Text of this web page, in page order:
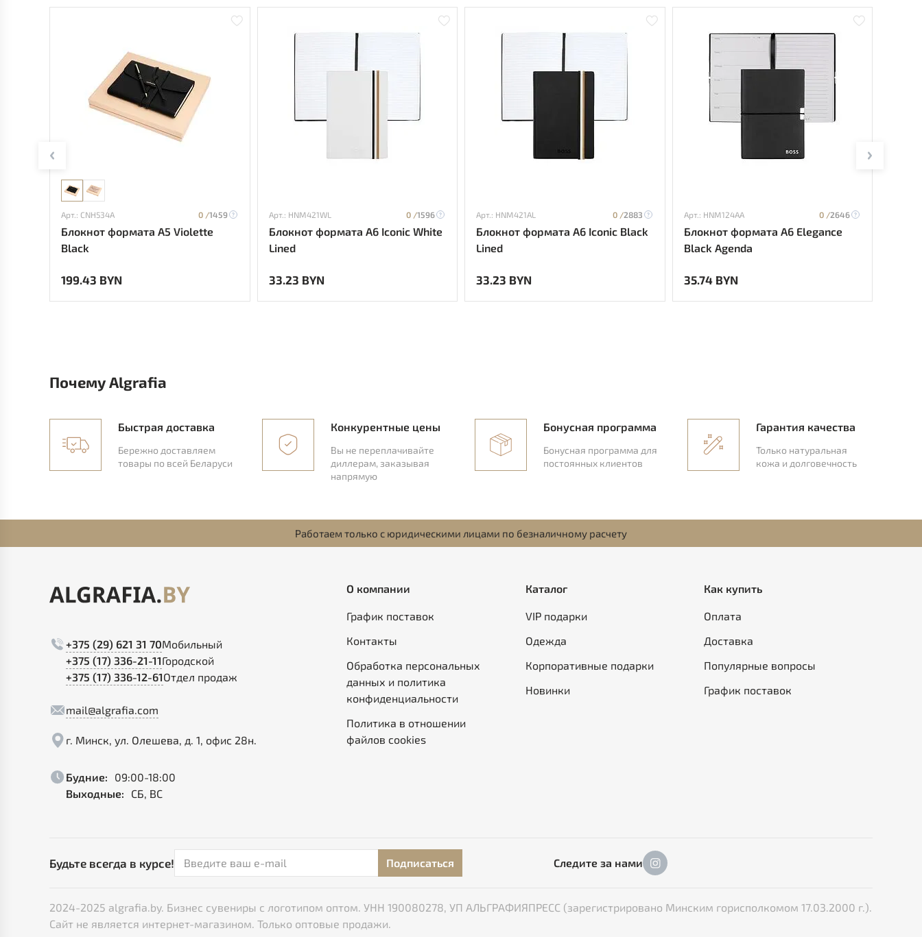
Арт.: CNH534A 0 /1459
Блокнот формата А5 Violette
Black
199.43 BYN
Арт.: HNM421WL 0 /1596
Блокнот формата А6 Iconic White
Lined
33.23 BYN
Арт.: HNM421AL 0 /2883
Блокнот формата А6 Iconic Black
Lined
33.23 BYN
Арт.: HNM124AA 0 /2646
Блокнот формата А6 Elegance
Black Agenda
35.74 BYN
Почему Algrafia
Быстрая доставка
Бережно доставляем
товары по всей Беларуси
Конкурентные цены
Вы не переплачивайте
диллерам, заказывая
напрямую
Бонусная программа
Бонусная программа для
постоянных клиентов
Гарантия качества
Только натуральная
кожа и долговечность
Работаем только с юридическими лицами по безналичному расчету
+375 (29) 621 31 70Мобильный
+375 (17) 336-21-11Городской
+375 (17) 336-12-61Отдел продаж
mail@algrafia.com
г. Минск, ул. Олешева, д. 1, офис 28н.
Будние:
09:00-18:00
Выходные:
СБ, ВС
О компании
График поставок
Контакты
Обработка персональных
данных и политика
конфиденциальности
Политика в отношении
файлов cookies
Каталог
VIP подарки
Одежда
Корпоративные подарки
Новинки
Как купить
Оплата
Доставка
Популярные вопросы
График поставок
Будьте всегда в курсе! Подписаться Следите за нами
2024-2025 algrafia.by. Бизнес сувениры с логотипом оптом. УНН 190080278, УП АЛЬГРАФИЯПРЕСС (зарегистрировано Минским горисполкомом 17.03.2000 г.).
Сайт не является интернет-магазином. Только оптовые продажи.